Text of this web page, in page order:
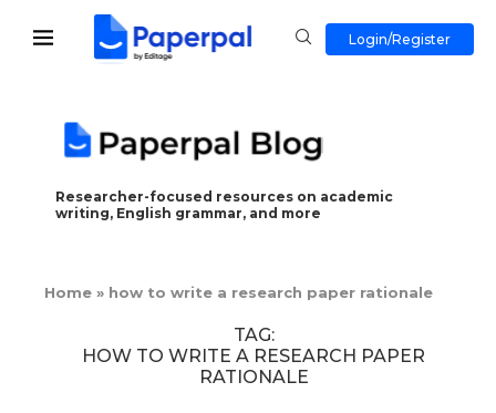
Login/Register
Researcher-focused resources on academic
writing, English grammar, and more
Home » how to write a research paper rationale
TAG:
HOW TO WRITE A RESEARCH PAPER
RATIONALE